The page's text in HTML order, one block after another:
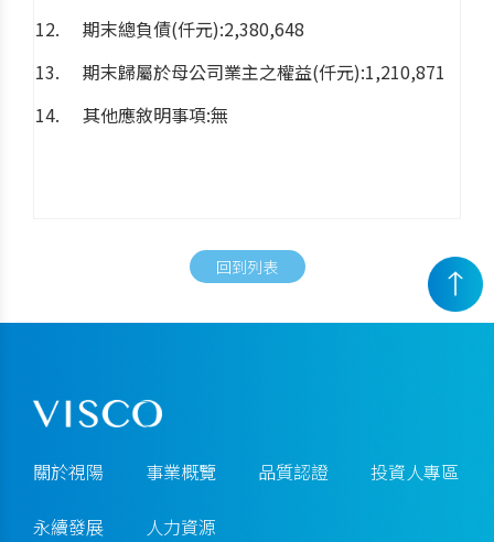
期末總負債(仟元):2,380,648
期末歸屬於母公司業主之權益(仟元):1,210,871
其他應敘明事項:無
回到列表
關於視陽 事業概覽 品質認證 投資人專區
永續發展 人力資源